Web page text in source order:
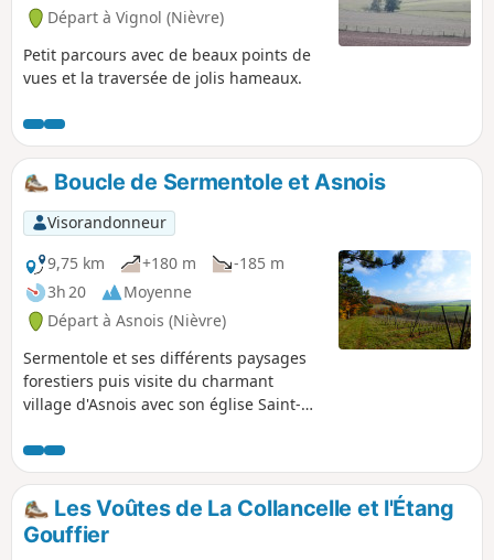
Départ à Vignol (Nièvre)
Petit parcours avec de beaux points de
vues et la traversée de jolis hameaux.
Boucle de Sermentole et Asnois
Visorandonneur
9,75 km
+180 m
-185 m
3h 20
Moyenne
Départ à Asnois (Nièvre)
Sermentole et ses différents paysages
forestiers puis visite du charmant
village d'Asnois avec son église Saint-
baignade.
Les Voûtes de La Collancelle et l'Étang
Gouffier